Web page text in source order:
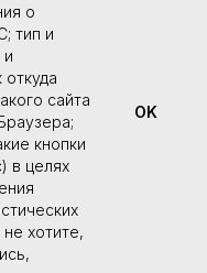
о
тип и
и
сайта
кнопки
в целях
хотите,
OK